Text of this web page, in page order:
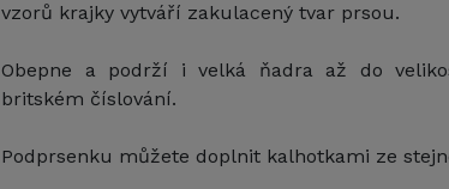
vzorů krajky vytváří zakulacený tvar prsou.
Obepne a podrží i velká ňadra až do
britském číslování.
Podprsenku můžete doplnit kalhotkami ze